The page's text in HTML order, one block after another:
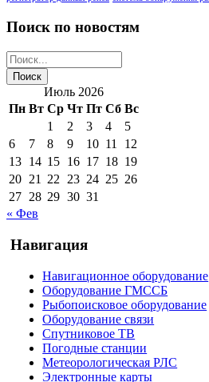
Поиск по новостям
Июль 2026
Пн Вт Ср Чт Пт Сб Вс
1
2 3 4
5
6
7 8 9 10 11
12
13 14 15 16 17 18 19
20 21 22 23 24 25 26
27 28 29 30 31
« Фев
Навигация
Навигационное оборудование
Оборудование ГМССБ
Рыбопоисковое оборудование
Оборудование связи
Спутниковое ТВ
Погодные станции
Метеорологическая РЛС
Электронные карты